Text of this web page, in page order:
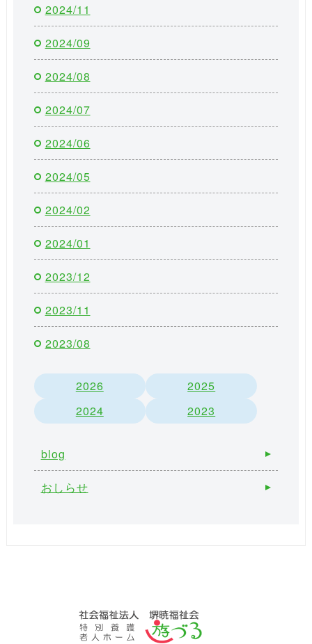
2024/11
2024/09
2024/08
2024/07
2024/06
2024/05
2024/02
2024/01
2023/12
2023/11
2023/08
2026
2025
2024
2023
blog
おしらせ